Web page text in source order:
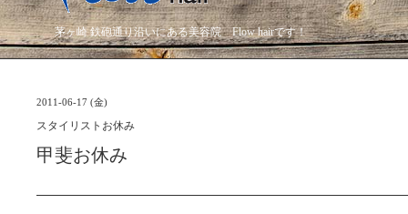
茅ヶ崎 鉄砲通り沿いにある美容院 Flow hairです！
2011-06-17 (金)
スタイリストお休み
甲斐お休み